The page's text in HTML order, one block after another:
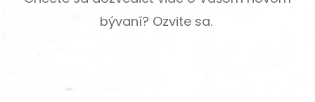
bývaní? Ozvite sa.